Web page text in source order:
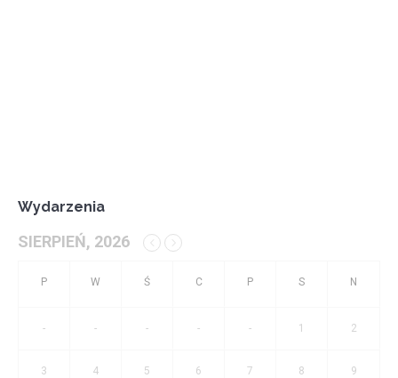
Wydarzenia
SIERPIEŃ, 2026
- - - - - 1 2
3 4 5 6 7 8 9